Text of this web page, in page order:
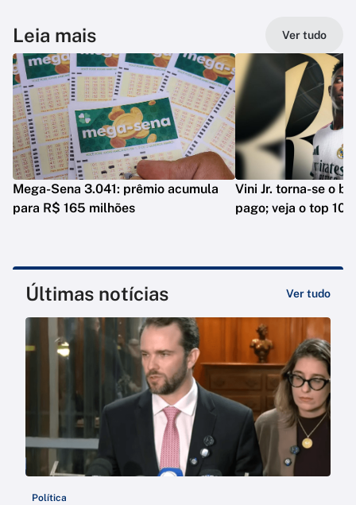
Leia mais Ver tudo
Mega-Sena 3.041: prêmio acumula
para R$ 165 milhões
Vini Jr. torna-se o
pago; veja o top 10
Últimas notícias Ver tudo
Política